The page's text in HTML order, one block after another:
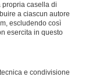
propria casella di
a ciascun autore
escludendo così
esercita in questo
e condivisione